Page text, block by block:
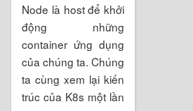
Node là host để khởi
động những
container ứng dụng
của chúng ta. Chúng
ta cùng xem lại kiến
trúc của K8s một lần